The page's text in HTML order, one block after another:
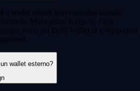
wallet esterni non-custodial usando
Molti utenti scelgono l'app
fondi sul DeFi Wallet di Crypto.com
wallet esterno?